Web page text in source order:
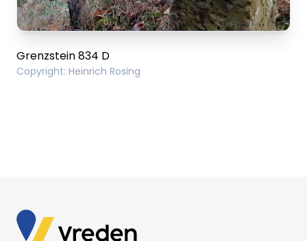
Dieser Inhalt wird gerade geladen
Grenzstein 834 D
Copyright: Heinrich Rosing